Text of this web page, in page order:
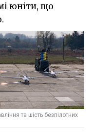
юніти, що
та шість безпілотних